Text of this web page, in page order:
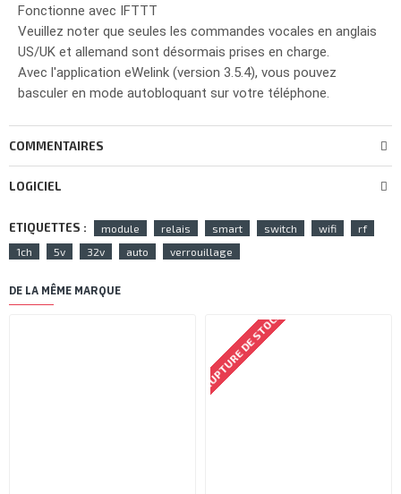
Fonctionne avec IFTTT
Veuillez noter que seules les commandes vocales en anglais
US/UK et allemand sont désormais prises en charge.
Avec l'application eWelink (version 3.5.4), vous pouvez
basculer en mode autobloquant sur votre téléphone.
COMMENTAIRES
LOGICIEL
ETIQUETTES : module relais smart switch wifi
rf
1ch
5v 32v auto verrouillage
DE LA MÊME MARQUE
RUPTURE DE STOCK